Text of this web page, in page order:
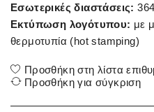
Εσωτερικές διαστάσεις:
Εκτύπωση λογότυπου: με
θερμοτυπία (hot stamping)
Προσθήκη στη λίστα
Προσθήκη για σύγκριση